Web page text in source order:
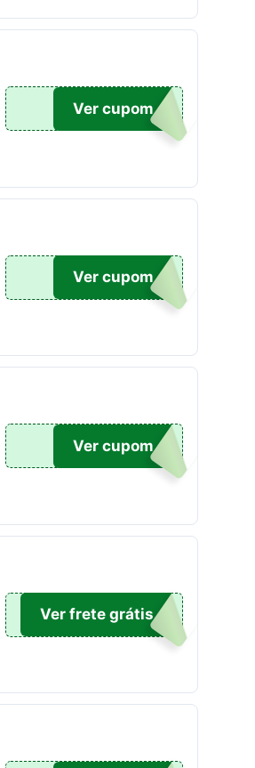
X50
Ver cupom
100
Ver cupom
100
Ver cupom
TICO
Ver frete grátis